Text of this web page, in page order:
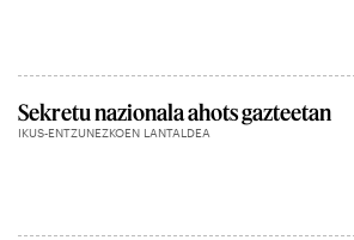
Sekretu nazionala ahots gazteetan
IKUS-ENTZUNEZKOEN LANTALDEA